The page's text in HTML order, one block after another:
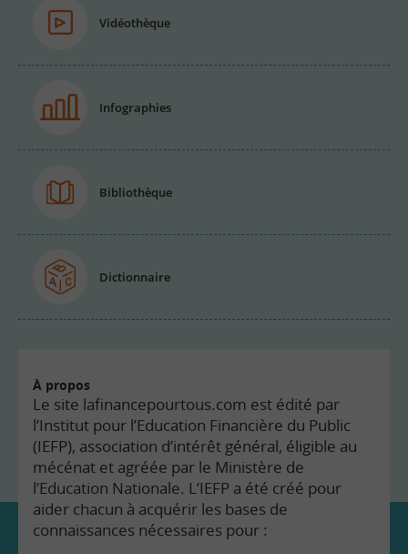
Vidéothèque
Infographies
Bibliothèque
Dictionnaire
À propos
Le site lafinancepourtous.com est édité par
l’Institut pour l’Education Financière du Public
(IEFP), association d’intérêt général, éligible au
mécénat et agréée par le Ministère de
l’Education Nationale. L’IEFP a été créé pour
aider chacun à acquérir les bases de
connaissances nécessaires pour :